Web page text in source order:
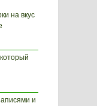
на вкус
и